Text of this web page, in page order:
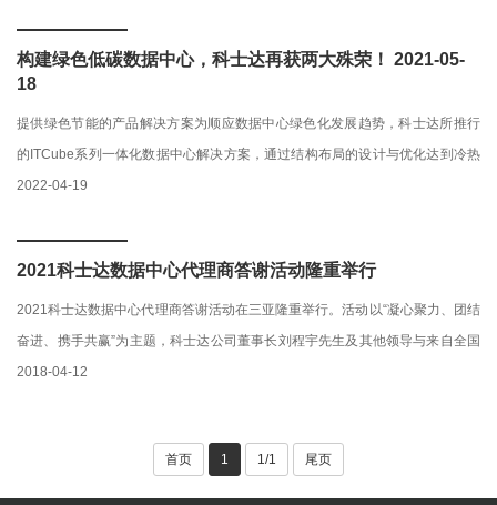
构建绿色低碳数据中心，科士达再获两大殊荣！ 2021-05-
18
提供绿色节能的产品解决方案为顺应数据中心绿色化发展趋势，科士达所推行
的ITCube系列一体化数据中心解决方案，通过结构布局的设计与优化达到冷热
通道遏制的效果，同时提供全封闭冷热通道隔离型机柜（IDU），全封闭冷···
2022-04-19
2021科士达数据中心代理商答谢活动隆重举行
2021科士达数据中心代理商答谢活动在三亚隆重举行。活动以“凝心聚力、团结
奋进、携手共赢”为主题，科士达公司董事长刘程宇先生及其他领导与来自全国
的优秀代理商伙伴齐聚三亚，以前瞻视野布局未来。本次活动是对20···
2018-04-12
首页 1 1/1 尾页